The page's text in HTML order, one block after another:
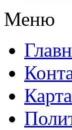
Меню